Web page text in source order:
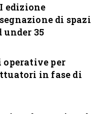
edizione
di spazi
35
operative per
in fase di